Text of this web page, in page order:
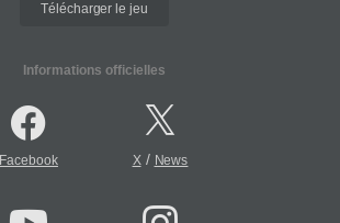
Télécharger le jeu
Informations officielles
Facebook X/ News